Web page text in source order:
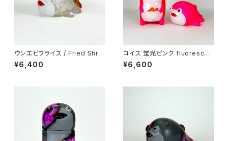
ウンエビフライス / Fried Shri
mp UNSS
¥6,400
コイス 蛍光ピンク fluorescen
t pink
¥6,600